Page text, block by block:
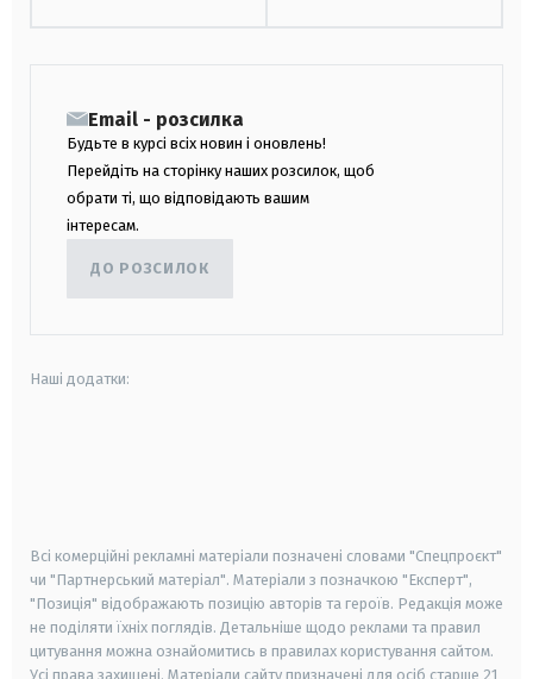
Email - розсилка
Будьте в курсі всіх новин і оновлень!
Перейдіть на сторінку наших розсилок, щоб
обрати ті, що відповідають вашим
інтересам.
ДО РОЗСИЛОК
Наші додатки:
Всі комерційні рекламні матеріали позначені словами "Спецпроєкт"
чи "Партнерський матеріал". Матеріали з позначкою "Експерт",
"Позиція" відображають позицію авторів та героїв. Редакція може
не поділяти їхніх поглядів. Детальніше щодо реклами та правил
цитування можна ознайомитись в правилах користування сайтом.
Усі права захищені. Матеріали сайту призначені для осіб старше 21